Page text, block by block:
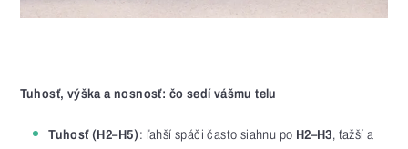
Tuhosť, výška a nosnosť: čo sedí vášmu telu
Tuhosť (H2–H5): ľahší spáči často siahnu po H2–H3, ťažší a